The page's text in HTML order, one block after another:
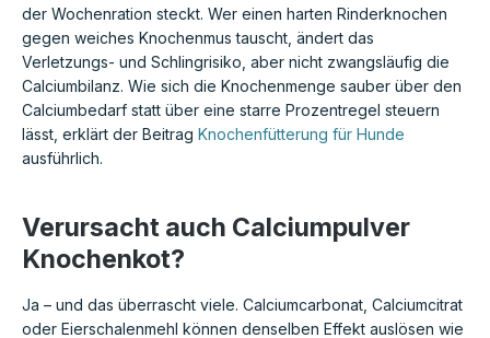
der Wochenration steckt. Wer einen harten Rinderknochen
gegen weiches Knochenmus tauscht, ändert das
Verletzungs- und Schlingrisiko, aber nicht zwangsläufig die
Calciumbilanz. Wie sich die Knochenmenge sauber über den
Calciumbedarf statt über eine starre Prozentregel steuern
lässt, erklärt der Beitrag Knochenfütterung für Hunde
ausführlich.
Verursacht auch Calciumpulver
Knochenkot?
Ja – und das überrascht viele. Calciumcarbonat, Calciumcitrat
oder Eierschalenmehl können denselben Effekt auslösen wie